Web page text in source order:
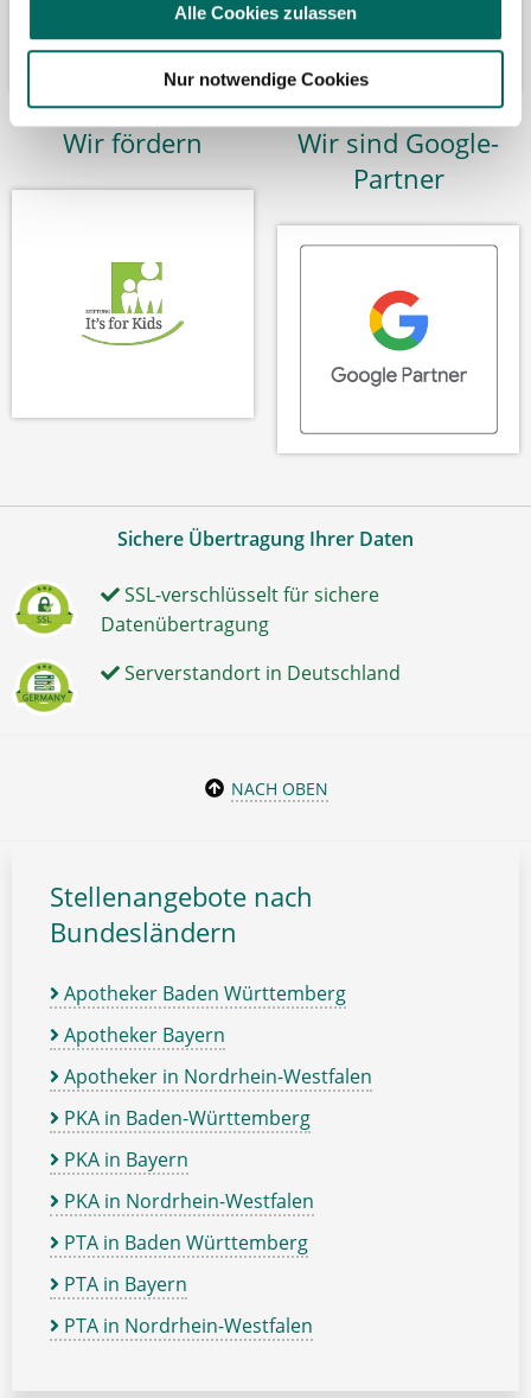
Alle Cookies zulassen
Nur notwendige Cookies
Wir fördern
Wir sind Google-
Partner
Sichere Übertragung Ihrer Daten
SSL-verschlüsselt für sichere
Datenübertragung
Serverstandort in Deutschland
NACH OBEN
Stellenangebote nach
Bundesländern
Apotheker Baden Württemberg
Apotheker Bayern
Apotheker in Nordrhein-Westfalen
PKA in Baden-Württemberg
PKA in Bayern
PKA in Nordrhein-Westfalen
PTA in Baden Württemberg
PTA in Bayern
PTA in Nordrhein-Westfalen